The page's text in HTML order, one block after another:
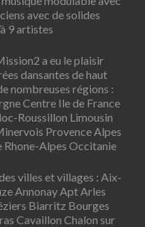
avec de solides
9 artistes
a eu le plaisir
dansantes de haut
nombreuses régions :
Centre Ile de France
Roussillon Limousin
Provence Alpes
Rhone-Alpes Occitanie
villes et villages : Aix-
Annonay Apt Arles
Biarritz Bourges
Cavaillon Chalon sur